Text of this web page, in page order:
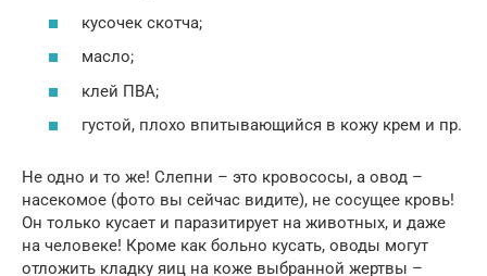
кусочек скотча;
масло;
клей ПВА;
густой, плохо впитывающийся в кожу крем и пр.
Не одно и то же! Слепни – это кровососы, а овод –
насекомое (фото вы сейчас видите), не сосущее кровь!
Он только кусает и паразитирует на животных, и даже
на человеке! Кроме как больно кусать, оводы могут
отложить кладку яиц на коже выбранной жертвы –